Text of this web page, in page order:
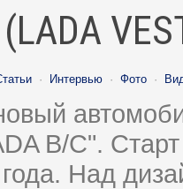
· Интервью · Фото ·
B/C".
Над